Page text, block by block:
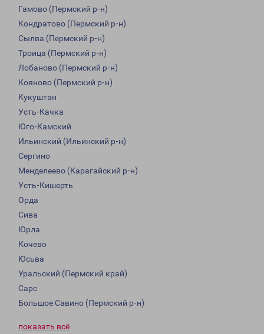
Гамово (Пермский р-н)
Кондратово (Пермский р-н)
Сылва (Пермский р-н)
Троица (Пермский р-н)
Лобаново (Пермский р-н)
Кояново (Пермский р-н)
Кукуштан
Усть-Качка
Юго-Камский
Ильинский (Ильинский р-н)
Сергино
Менделеево (Карагайский р-н)
Усть-Кишерть
Орда
Сива
Юрла
Кочево
Юсьва
Уральский (Пермский край)
Сарс
Большое Савино (Пермский р-н)
показать всё